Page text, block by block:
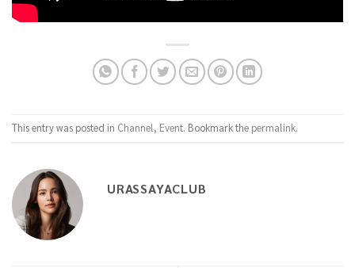
This entry was posted in Channel, Event. Bookmark the permalink.
URASSAYACLUB